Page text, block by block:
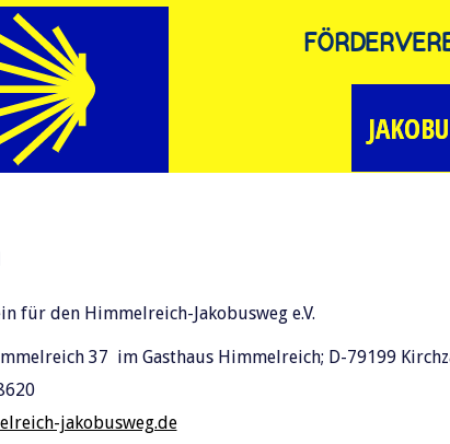
für den Himmelreich-Jakobusweg e.V.
37 im Gasthaus Himmelreich; D-79199
jakobusweg.de